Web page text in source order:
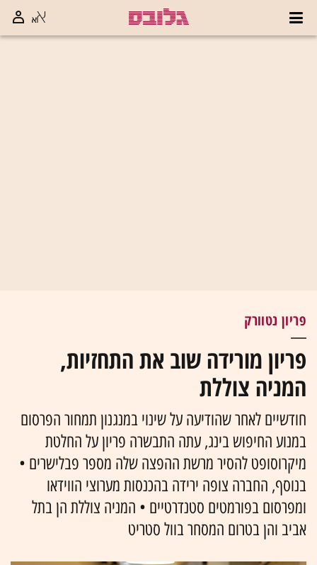
פריון נטוורק
פריון מורידה שוב את התחזיות,
המניה צוללת
חודשיים לאחר שהודיעה על שינוי במנגנון תמחור הפרסום
במנוע החיפוש בינג, עתה התבשרה פריון על החלטת
מיקרוסופט להסיר מרשת ההפצה שלה מספר פבלישרים •
בנוסף, החברה צופה ירידה בהכנסות מערוצי הווידאו
ומפרסום בפורמטים סטנדרטיים • המניה צוללת הן בתל
אביב והן בטרום המסחר בוול סטריט